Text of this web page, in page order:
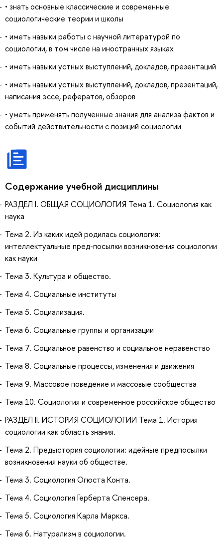
• знать основные классические и современные
социологические теории и школы
• иметь навыки работы с научной литературой по
социологии, в том числе на иностранных языках
• иметь навыки устных выступлений, докладов, презентаций
• иметь навыки устных выступлений, докладов, презентаций,
написания эссе, рефератов, обзоров
• уметь применять полученные знания для анализа фактов и
событий действительности с позиций социологии
Содержание учебной дисциплины
РАЗДЕЛ I. ОБЩАЯ СОЦИОЛОГИЯ Тема 1. Социология как
наука
Тема 2. Из каких идей родилась социология:
интеллектуальные пред-посылки возникновения социологии
как науки
Тема 3. Культура и общество.
Тема 4. Социальные институты
Тема 5. Социализация.
Тема 6. Социальные группы и организации
Тема 7. Социальное равенство и социальное неравенство
Тема 8. Социальные процессы, изменения и движения
Тема 9. Массовое поведение и массовые сообщества
Тема 10. Социология и современное российское общество
РАЗДЕЛ II. ИСТОРИЯ СОЦИОЛОГИИ Тема 1. История
социологии как область знания.
Тема 2. Предыстория социологии: идейные предпосылки
возникновения науки об обществе.
Тема 3. Социология Огюста Конта.
Тема 4. Социология Герберта Спенсера.
Тема 5. Социология Карла Маркса.
Тема 6. Натурализм в социологии.